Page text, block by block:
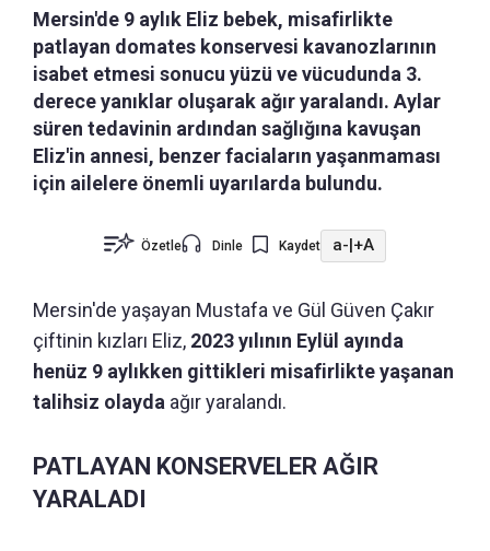
Mersin'de 9 aylık Eliz bebek, misafirlikte
patlayan domates konservesi kavanozlarının
isabet etmesi sonucu yüzü ve vücudunda 3.
derece yanıklar oluşarak ağır yaralandı. Aylar
süren tedavinin ardından sağlığına kavuşan
Eliz'in annesi, benzer faciaların yaşanmaması
için ailelere önemli uyarılarda bulundu.
Özetle Dinle Kaydet a-|+A
Mersin'de yaşayan Mustafa ve Gül Güven Çakır
çiftinin kızları Eliz, 2023 yılının Eylül ayında
henüz 9 aylıkken gittikleri misafirlikte yaşanan
talihsiz olayda ağır yaralandı.
PATLAYAN KONSERVELER AĞIR
YARALADI